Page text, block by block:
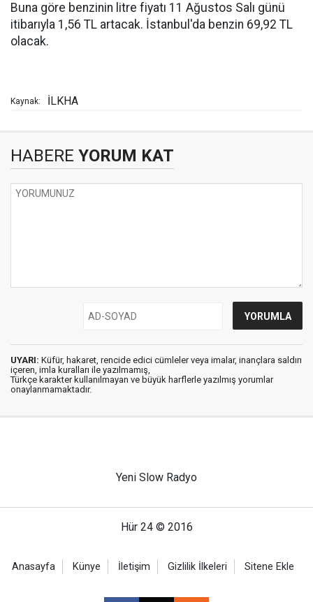
Buna göre benzinin litre fiyatı 11 Ağustos Salı günü
itibarıyla 1,56 TL artacak. İstanbul'da benzin 69,92 TL
olacak.
Kaynak: İLKHA
HABERE YORUM KAT
UYARI: Küfür, hakaret, rencide edici cümleler veya imalar, inançlara saldırı
içeren, imla kuralları ile yazılmamış,
Türkçe karakter kullanılmayan ve büyük harflerle yazılmış yorumlar
onaylanmamaktadır.
Yeni Slow Radyo
Hür 24 © 2016
Anasayfa Künye İletişim Gizlilik İlkeleri Sitene Ekle